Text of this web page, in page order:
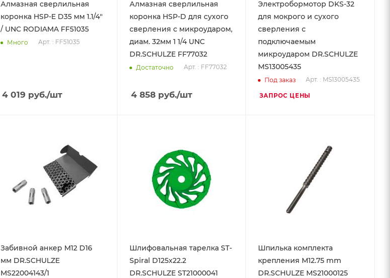
Алмазная сверлильная
коронка HSP-E D35 мм 1.1/4"
/ UNC RODIAMA FF51035
Много Арт. : FF51035
4 019 руб./шт
Алмазная сверлильная
коронка HSP-D для сухого
сверления с микроударом,
диам. 32мм 1 1/4 UNC
DR.SCHULZE FF77032
Достаточно Арт. : FF77032
4 858руб./шт
Электробормотор DKS-32
для мокрого и сухого
сверления с
подключаемым
микроударом DR.SCHULZE
MS13005435
Под заказ Арт. : MS13005435
ЗАПРОС ЦЕНЫ
Забивной анкер М12 D16
мм DR.SCHULZE
MS22004143/1
Шлифовальная тарелка ST-
Spiral D125х22.2
DR.SCHULZE ST21000041
Шпилька комплекта
крепления M12.75 mm
DR.SCHULZE MS21000125